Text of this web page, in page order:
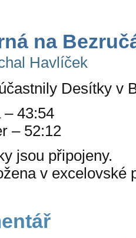
na
Havlíček
Desítky v
– 43:54
– 52:12
jsou připojeny.
v excelovské